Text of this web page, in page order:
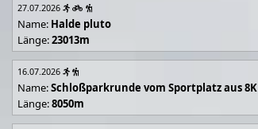
27.07.2026
Name: Halde pluto
Länge:23013m
16.07.2026
Name:Schloßparkrunde vom Sportplatz aus 8K
Länge:8050m